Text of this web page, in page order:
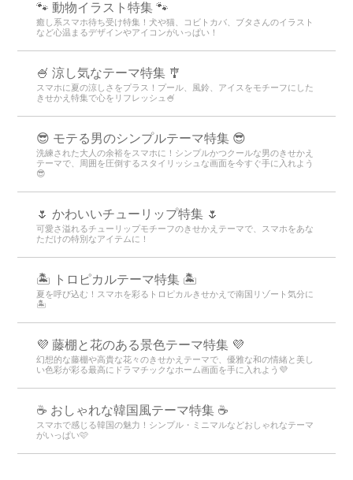
🐾 動物イラスト特集 🐾
癒し系スマホ待ち受け特集！犬や猫、コビトカバ、ブタさんのイラスト
など心温まるデザインやアイコンがいっぱい！
🍧 涼し気なテーマ特集 🎐
スマホに夏の涼しさをプラス！プール、風鈴、アイスをモチーフにした
きせかえ特集で心をリフレッシュ🍧
😎 モテる男のシンプルテーマ特集 😎
洗練された大人の余裕をスマホに！シンプルかつクールな男のきせかえ
テーマで、周囲を圧倒するスタイリッシュな画面を今すぐ手に入れよう
😎
🌷 かわいいチューリップ特集 🌷
可愛さ溢れるチューリップモチーフのきせかえテーマで、スマホをあな
ただけの特別なアイテムに！
🏝️ トロピカルテーマ特集 🏝️
夏を呼び込む！スマホを彩るトロピカルきせかえで南国リゾート気分に
🏝️
💜 藤棚と花のある景色テーマ特集 💜
幻想的な藤棚や高貴な花々のきせかえテーマで、優雅な和の情緒と美し
い色彩が彩る最高にドラマチックなホーム画面を手に入れよう💜
☕ おしゃれな韓国風テーマ特集 ☕
スマホで感じる韓国の魅力！シンプル・ミニマルなどおしゃれなテーマ
がいっぱい🩷